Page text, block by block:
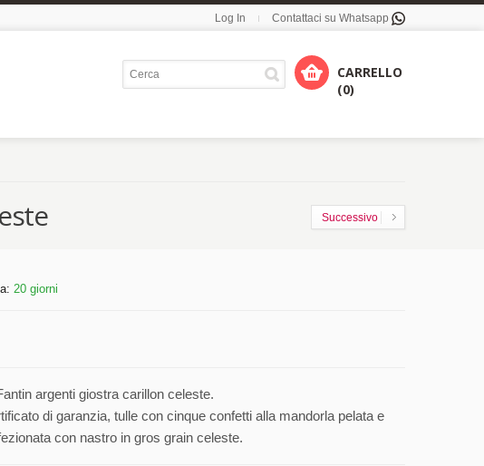
Log In Contattaci su Whatsapp
CARRELLO
(0)
Successivo
20 giorni
argenti giostra carillon celeste.
di garanzia, tulle con cinque confetti alla mandorla pelata e
con nastro in gros grain celeste.